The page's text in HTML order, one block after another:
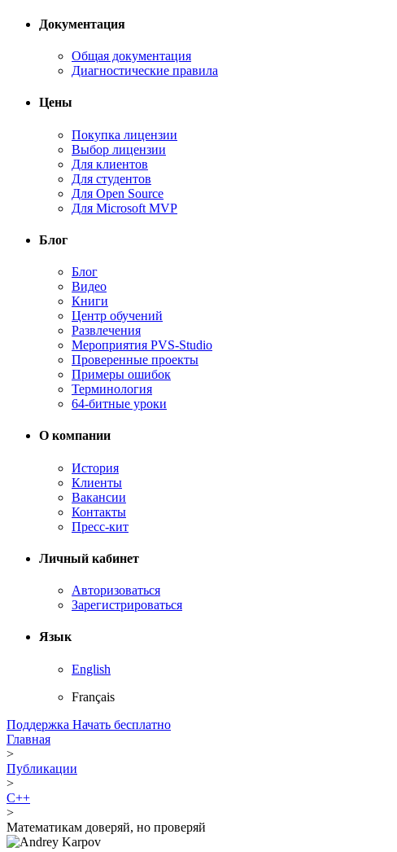
Документация
Общая документация
Диагностические правила
Цены
Покупка лицензии
Выбор лицензии
Для клиентов
Для студентов
Для Open Source
Для Microsoft MVP
Блог
Блог
Видео
Книги
Центр обучений
Развлечения
Мероприятия PVS-Studio
Проверенные проекты
Примеры ошибок
Терминология
64-битные уроки
О компании
История
Клиенты
Вакансии
Контакты
Пресс-кит
Личный кабинет
Авторизоваться
Зарегистрироваться
Язык
English
Français
Поддержка Начать бесплатно
Главная
>
Публикации
>
C++
>
Математикам доверяй, но проверяй